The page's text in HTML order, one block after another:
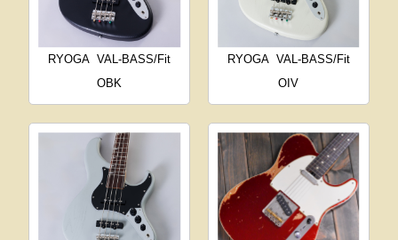
RYOGA VAL-BASS/Fit
OBK
RYOGA VAL-BASS/Fit
OIV